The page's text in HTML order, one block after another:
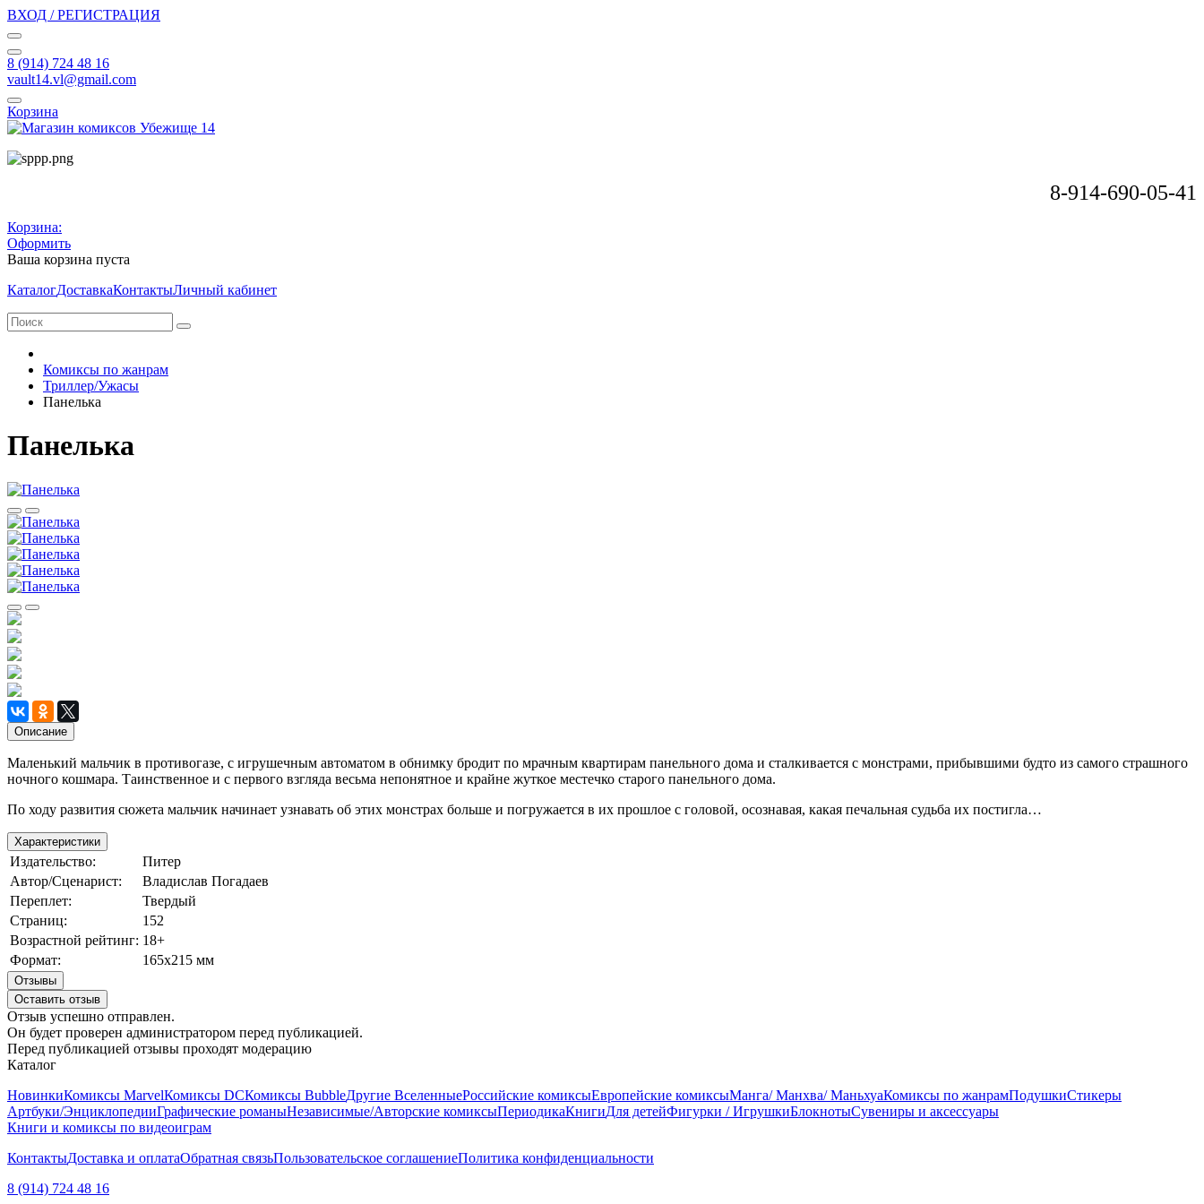
ВХОД / РЕГИСТРАЦИЯ
8 (914) 724 48 16
vault14.vl@gmail.com
Корзина
8-914-690-05-41
Корзина:
Оформить
Ваша корзина пуста
КаталогДоставкаКонтактыЛичный кабинет
Комиксы по жанрам
Триллер/Ужасы
Панелька
Панелька
Описание
Маленький мальчик в противогазе, с игрушечным автоматом в обнимку бродит по мрачным квартирам панельного дома и сталкивается с монстрами, прибывшими будто из самого страшного
ночного кошмара. Таинственное и с первого взгляда весьма непонятное и крайне жуткое местечко старого панельного дома.
По ходу развития сюжета мальчик начинает узнавать об этих монстрах больше и погружается в их прошлое с головой, осознавая, какая печальная судьба их постигла…
Характеристики
Издательство:
Питер
Автор/Сценарист:
Владислав Погадаев
Переплет:
Твердый
Страниц:
152
Возрастной рейтинг: 18+
Формат:
165х215 мм
Отзывы
Оставить отзыв
Отзыв успешно отправлен.
Он будет проверен администратором перед публикацией.
Перед публикацией отзывы проходят модерацию
Каталог
НовинкиКомиксы MarvelКомиксы DCКомиксы BubbleДругие ВселенныеРоссийские комиксыЕвропейские комиксыМанга/ Манхва/ МаньхуаКомиксы по жанрамПодушкиСтикеры
Артбуки/ЭнциклопедииГрафические романыНезависимые/Авторские комиксыПериодикаКнигиДля детейФигурки / ИгрушкиБлокнотыСувениры и аксессуары
Книги и комиксы по видеоиграм
КонтактыДоставка и оплатаОбратная связьПользовательское соглашениеПолитика конфиденциальности
8 (914) 724 48 16